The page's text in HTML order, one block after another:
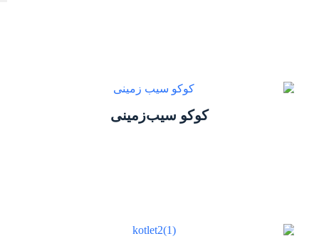
کوکو سیب‌زمینی